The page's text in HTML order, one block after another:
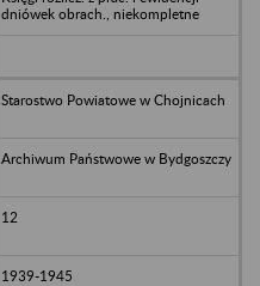
dniówek obrach., niekompletne
Starostwo Powiatowe w Chojnicach
Archiwum Państwowe w Bydgoszczy
12
1939-1945